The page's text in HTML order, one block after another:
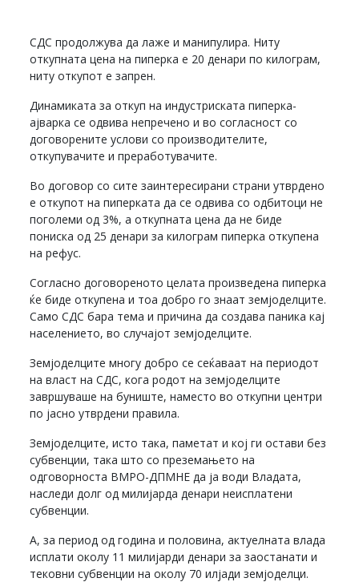
СДС продолжува да лаже и манипулира. Ниту
откупната цена на пиперка е 20 денари по килограм,
ниту откупот е запрен.
Динамиката за откуп на индустриската пиперка-
ајварка се одвива непречено и во согласност со
договорените услови со производителите,
откупувачите и преработувачите.
Во договор со сите заинтересирани страни утврдено
е откупот на пиперката да се одвива со одбитоци не
поголеми од 3%, а откупната цена да не биде
пониска од 25 денари за килограм пиперка откупена
на рефус.
Согласно договореното целата произведена пиперка
ќе биде откупена и тоа добро го знаат земјоделците.
Само СДС бара тема и причина да создава паника кај
населението, во случајот земјоделците.
Земјоделците многу добро се сеќаваат на периодот
на власт на СДС, кога родот на земјоделците
завршуваше на буниште, наместо во откупни центри
по јасно утврдени правила.
Земјоделците, исто така, паметат и кој ги остави без
субвенции, така што со преземањето на
одговорноста ВМРО-ДПМНЕ да ја води Владата,
наследи долг од милијарда денари неисплатени
субвенции.
А, за период од година и половина, актуелната влада
исплати околу 11 милијарди денари за заостанати и
тековни субвенции на околу 70 илјади земјоделци.